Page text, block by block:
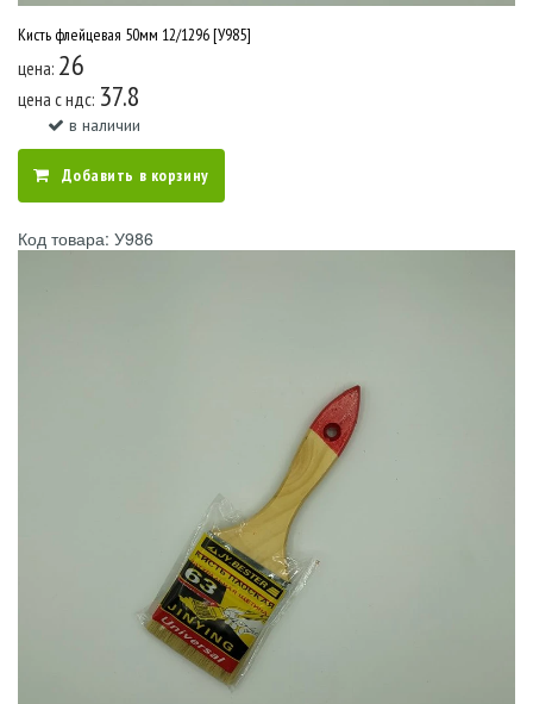
Кисть флейцевая 50мм 12/1296 [У985]
цена: 26
цена c ндс: 37.8
в наличии
Добавить в корзину
Код товара: У986